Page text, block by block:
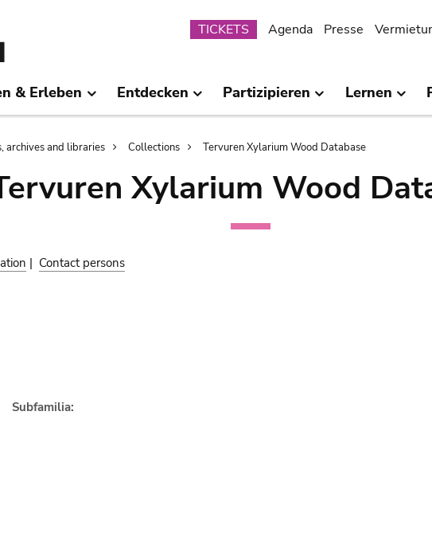
Submenu
TICKETS Agenda Presse
& Erleben Entdecken Partizipieren Lernen
archives and libraries Collections Tervuren Xylarium Wood Database
Xylarium Wood
| Contact persons
Subfamilia: